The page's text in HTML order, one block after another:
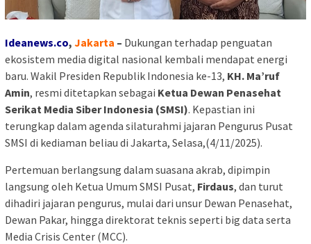
Ideanews.co, Jakarta – Dukungan terhadap penguatan
ekosistem media digital nasional kembali mendapat energi
baru. Wakil Presiden Republik Indonesia ke-13, KH. Ma’ruf
Amin, resmi ditetapkan sebagai Ketua Dewan Penasehat
Serikat Media Siber Indonesia (SMSI). Kepastian ini
terungkap dalam agenda silaturahmi jajaran Pengurus Pusat
SMSI di kediaman beliau di Jakarta, Selasa,(4/11/2025).
Pertemuan berlangsung dalam suasana akrab, dipimpin
langsung oleh Ketua Umum SMSI Pusat, Firdaus, dan turut
dihadiri jajaran pengurus, mulai dari unsur Dewan Penasehat,
Dewan Pakar, hingga direktorat teknis seperti big data serta
Media Crisis Center (MCC).